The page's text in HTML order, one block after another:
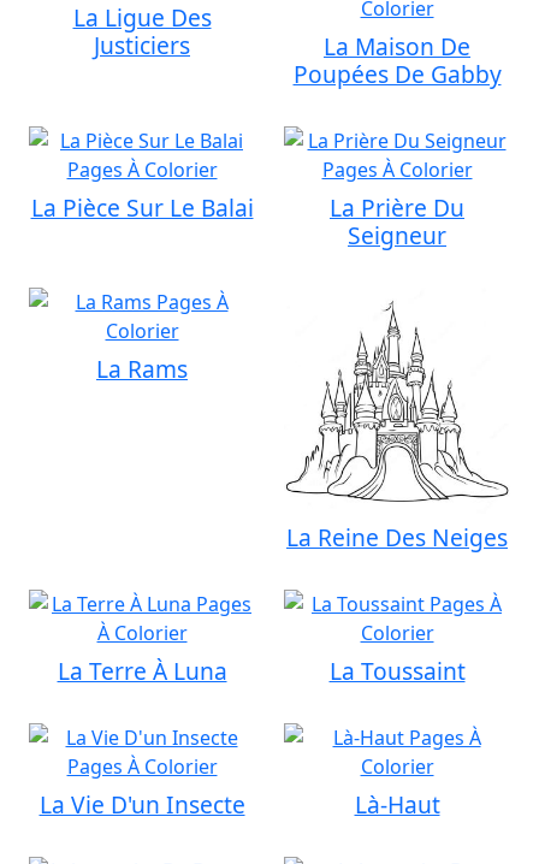
La Ligue Des
Justiciers
La Maison De
Poupées De Gabby
La Pièce Sur Le Balai
La Prière Du
Seigneur
La Rams
La Reine Des Neiges
La Terre À Luna La Toussaint
La Vie D'un Insecte Là-Haut